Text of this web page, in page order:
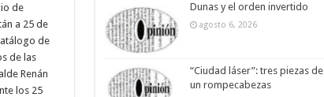
de
a 25 de
de
de las
Renán
los 25
Dunas y el orden invertido
agosto 6, 2026
“Ciudad láser”: tres piezas de
un rompecabezas